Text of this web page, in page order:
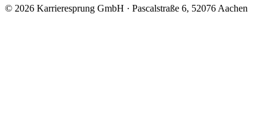
© 2026 Karrieresprung GmbH · Pascalstraße 6, 52076 Aachen